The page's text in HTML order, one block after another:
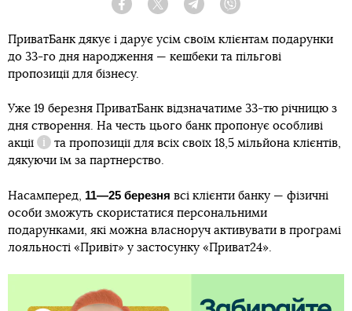
Facebook Twitter Telegram
ПриватБанк дякує і дарує усім своїм клієнтам подарунки
до 33-го дня народження — кешбеки та пільгові
пропозиції для бізнесу.
Уже 19 березня ПриватБанк відзначатиме 33-тю річницю з
дня створення. На честь цього банк пропонує особливі
акції
Довідка
та пропозиції для всіх своїх 18,5 мільйона клієнтів,
дякуючи їм за партнерство.
Насамперед, 11—25 березня всі клієнти банку — фізичні
особи зможуть скористатися персональними
подарунками, які можна власноруч активувати в програмі
лояльності «Привіт» у застосунку «Приват24».